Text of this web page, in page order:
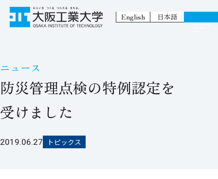
English 日本語
ニュース
防災管理点検の特例認定を
受けました
2019.06.27 トピックス